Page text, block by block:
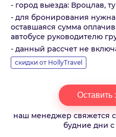
- город выезда: Вроцлав,
- для бронирования нужна
оставшаяся сумма
автобусе руководителю
- данный рассчет не
скидки от HollyTravel
Оставить
наш менеджер свяжется
будние дни с